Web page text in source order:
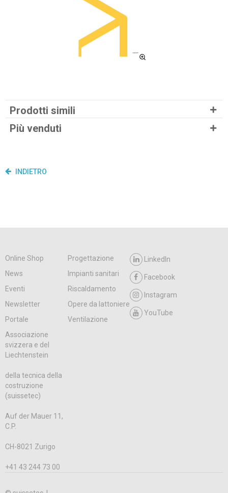
Prodotti simili
Più venduti
INDIETRO
Online Shop
Progettazione
News
Impianti sanitari
Eventi
Riscaldamento
Newsletter
Opere da lattoniere
Portale
Ventilazione
LinkedIn
Facebook
Instagram
YouTube
Associazione
svizzera e del
Liechtenstein
della tecnica della
costruzione
(suissetec)
Auf der Mauer 11,
C.P.
CH-8021 Zurigo
+41 43 244 73 00